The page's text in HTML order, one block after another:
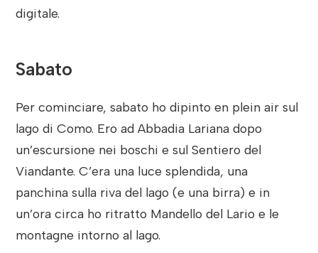
digitale.
Sabato
Per cominciare, sabato ho dipinto en plein air sul
lago di Como. Ero ad Abbadia Lariana dopo
un’escursione nei boschi e sul Sentiero del
Viandante. C’era una luce splendida, una
panchina sulla riva del lago (e una birra) e in
un’ora circa ho ritratto Mandello del Lario e le
montagne intorno al lago.